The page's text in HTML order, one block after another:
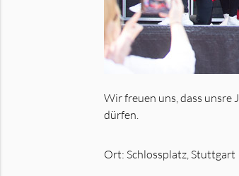
Wir freuen uns, dass unsre
dürfen.
Ort: Schlossplatz, Stuttgart